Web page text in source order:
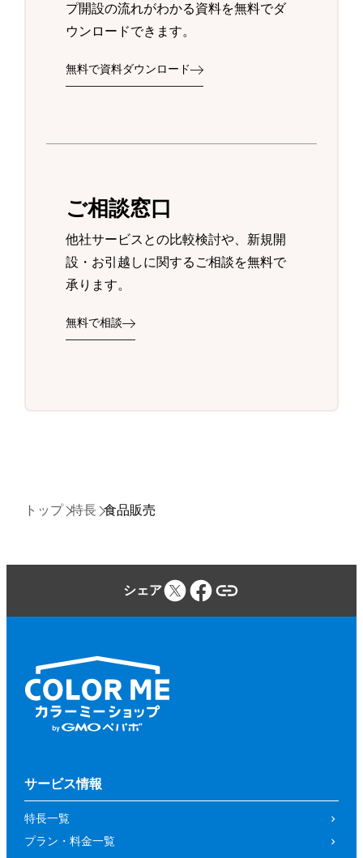
プ開設の流れがわかる資料を無料でダ
ウンロードできます。
無料で資料ダウンロード
ご相談窓口
他社サービスとの比較検討や、新規開
設・お引越しに関するご相談を無料で
承ります。
無料で相談
トップ 特長 食品販売
シェア
サービス情報
特長一覧
プラン・料金一覧